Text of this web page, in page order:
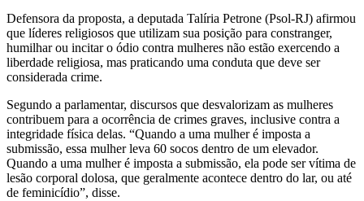
Defensora da proposta, a deputada Talíria Petrone (Psol-RJ) afirmou
que líderes religiosos que utilizam sua posição para constranger,
humilhar ou incitar o ódio contra mulheres não estão exercendo a
liberdade religiosa, mas praticando uma conduta que deve ser
considerada crime.
Segundo a parlamentar, discursos que desvalorizam as mulheres
contribuem para a ocorrência de crimes graves, inclusive contra a
integridade física delas. “Quando a uma mulher é imposta a
submissão, essa mulher leva 60 socos dentro de um elevador.
Quando a uma mulher é imposta a submissão, ela pode ser vítima de
lesão corporal dolosa, que geralmente acontece dentro do lar, ou até
de feminicídio”, disse.